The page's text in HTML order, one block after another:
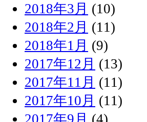
2018年3月 (10)
2018年2月 (11)
2018年1月 (9)
2017年12月 (13)
2017年11月 (11)
2017年10月 (11)
2017年9月 (4)